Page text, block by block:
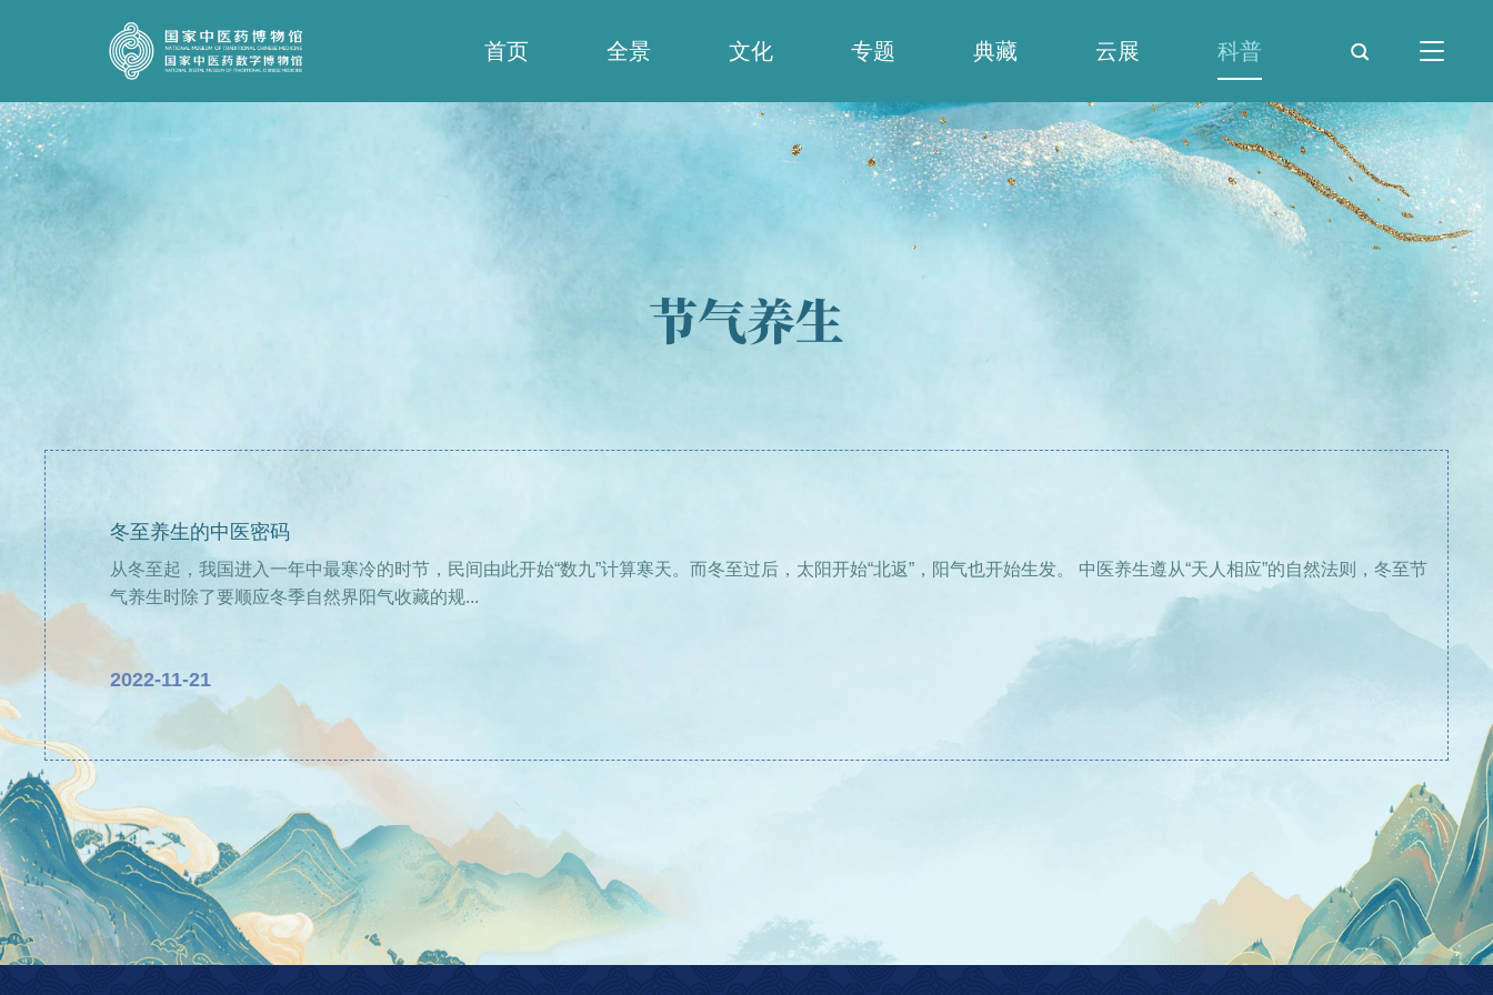
首页 全景 文化 专题 典藏 云展 科普
节气养生
冬至养生的中医密码
从冬至起，我国进入一年中最寒冷的时节，民间由此开始“数九”计算寒天。而冬至过后，太阳开始“北返”，阳气也开始生发。 中医养生遵从“天人相应”的自然法则，冬至节
气养生时除了要顺应冬季自然界阳气收藏的规...
2022-11-21